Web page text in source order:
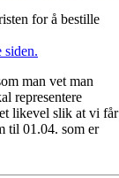
for å bestille
siden.
man vet man
representere
likevel slik at vi får
til 01.04. som er